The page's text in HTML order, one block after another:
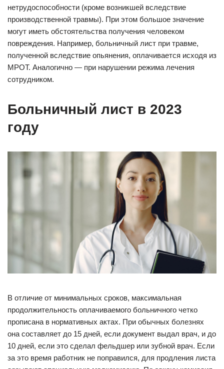
нетрудоспособности (кроме возникшей вследствие
производственной травмы). При этом большое значение
могут иметь обстоятельства получения человеком
повреждения. Например, больничный лист при травме,
полученной вследствие опьянения, оплачивается исходя из
МРОТ. Аналогично — при нарушении режима лечения
сотрудником.
Больничный лист в 2023
году
В отличие от минимальных сроков, максимальная
продолжительность оплачиваемого больничного четко
прописана в нормативных актах. При обычных болезнях
она составляет до 15 дней, если документ выдал врач, и до
10 дней, если это сделал фельдшер или зубной врач. Если
за это время работник не поправился, для продления листа